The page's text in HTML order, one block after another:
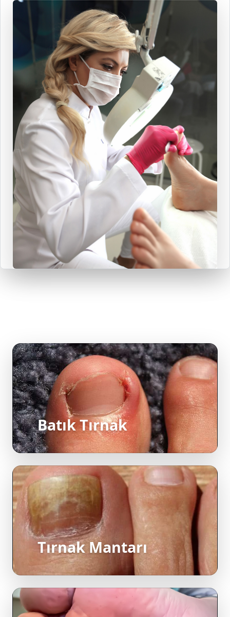
Batık Tırnak
Tırnak Mantarı